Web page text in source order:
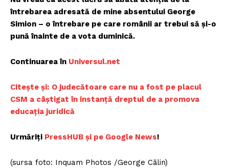
întrebarea adresată de mine absentului George
Simion – o întrebare pe care românii ar trebui să și-o
pună înainte de a vota duminică.
Continuarea în Universul.net
Citește și: O judecătoare care nu a fost pe placul
CSM a câștigat în instanță dreptul de a promova
educația juridică
Urmăriți PressHUB și pe Google News!
(sursa foto: Inquam Photos /George Călin)